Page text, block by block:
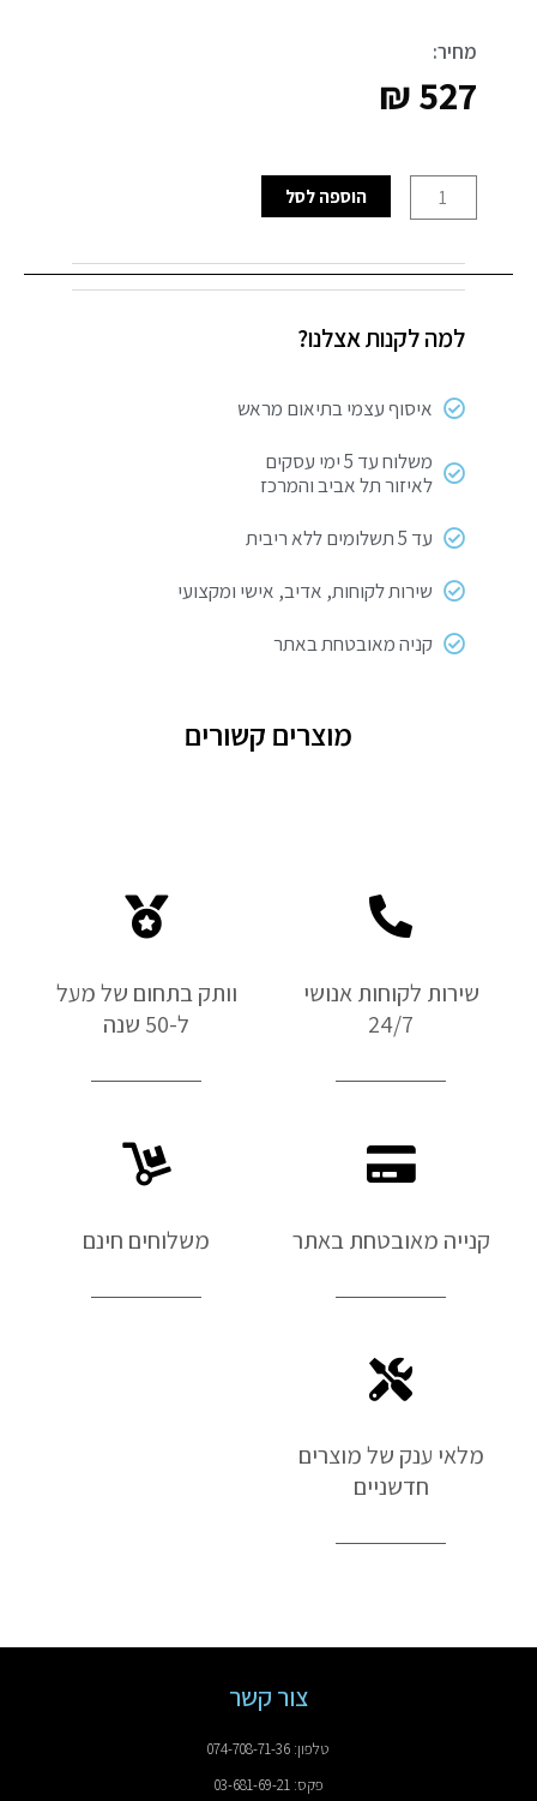
מחיר:
₪527
של
מזכוכית
UNIVERSE
IC5
הוספה לסל
למה לקנות אצלנו?
איסוף עצמי בתיאום מראש
משלוח עד 5 ימי עסקים
לאיזור תל אביב והמרכז
עד 5 תשלומים ללא ריבית
שירות לקוחות, אדיב, אישי ומקצועי
קניה מאובטחת באתר
מוצרים קשורים
שירות לקוחות אנושי
24/7
וותק בתחום של מעל
ל-50 שנה
קנייה מאובטחת באתר משלוחים חינם
מלאי ענק של מוצרים
חדשניים
צור קשר
טלפון: 074-708-71-36
פקס: 03-681-69-21